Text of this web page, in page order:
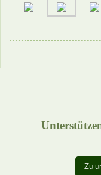
Zu